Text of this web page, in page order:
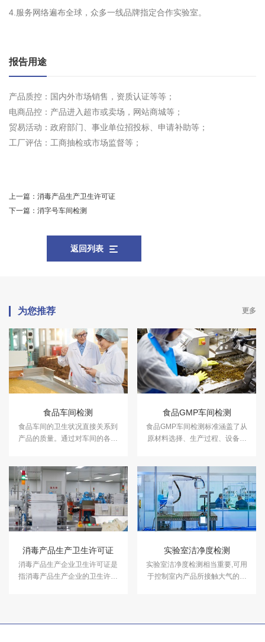
4.服务网络遍布全球，众多一线品牌指定合作实验室。
报告用途
产品质控：国内外市场销售，资质认证等等；
电商品控：产品进入超市或卖场，网站商城等；
贸易活动：政府部门、事业单位招投标、申请补助等；
工厂评估：工商抽检或市场监督等；
上一篇： 消毒产品生产卫生许可证
下一篇： 消字号车间检测
返回列表
为您推荐 更多
食品车间检测
食品车间的卫生状况直接关系到
产品的质量。通过对车间的各项
品的质量。
食品GMP车间检测
食品GMP车间检测标准涵盖了从
原材料选择、生产过程、设备和
间检测，检测报告可用于GMP车
间验收或者GMP认证年度监测，
检测报告卫监认可。
消毒产品生产卫生许可证
消毒产品生产企业卫生许可证是
指消毒产品生产企业的卫生许可
品生产车间环境检测服务。
实验室洁净度检测
实验室洁净度检测相当重要,可用
于控制室内产品所接触大气的洁
备CMA、CNAS资质认证。